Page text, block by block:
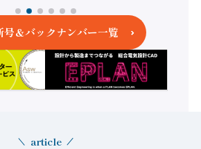
号＆バックナンバー一覧
article